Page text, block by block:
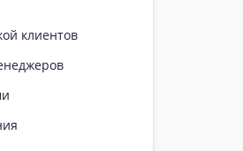
клиентов